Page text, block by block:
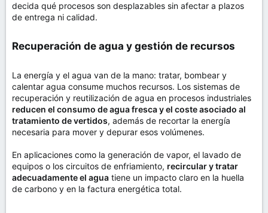
decida qué procesos son desplazables sin afectar a plazos
de entrega ni calidad.
Recuperación de agua y gestión de recursos​
La energía y el agua van de la mano: tratar, bombear y
calentar agua consume muchos recursos. Los sistemas de
recuperación y reutilización de agua en procesos industriales
reducen el consumo de agua fresca y el coste asociado al
tratamiento de vertidos, además de recortar la energía
necesaria para mover y depurar esos volúmenes.
En aplicaciones como la generación de vapor, el lavado de
equipos o los circuitos de enfriamiento, recircular y tratar
adecuadamente el agua tiene un impacto claro en la huella
de carbono y en la factura energética total.